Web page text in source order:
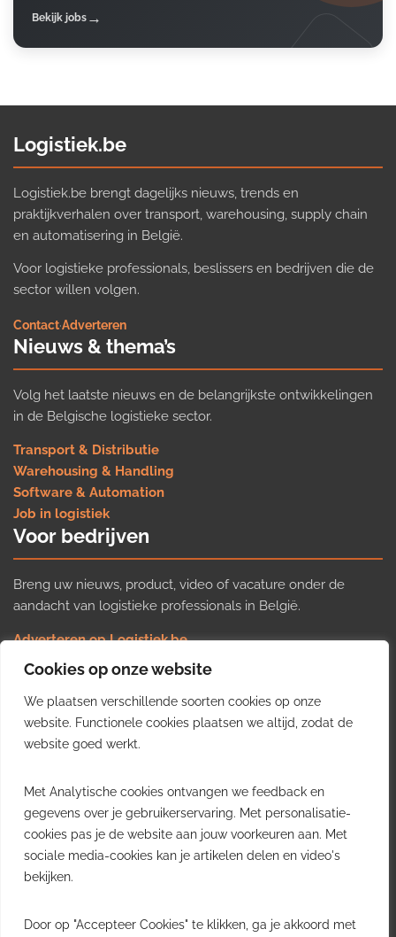
Cookies op onze website
We plaatsen verschillende soorten cookies op onze
website. Functionele cookies plaatsen we altijd, zodat de
website goed werkt.
Met Analytische cookies ontvangen we feedback en
gegevens over je gebruikerservaring. Met personalisatie-
cookies pas je de website aan jouw voorkeuren aan. Met
sociale media-cookies kan je artikelen delen en video's
bekijken.
Door op "Accepteer Cookies" te klikken, ga je akkoord met
Bekijk jobs
Logistiek.be
Logistiek.be brengt dagelijks nieuws, trends en
praktijkverhalen over transport, warehousing, supply chain
en automatisering in België.
Voor logistieke professionals, beslissers en bedrijven die de
sector willen volgen.
Contact·Adverteren
Nieuws & thema’s
Volg het laatste nieuws en de belangrijkste ontwikkelingen
in de Belgische logistieke sector.
Transport & Distributie
Warehousing & Handling
Software & Automation
Job in logistiek
Voor bedrijven
Breng uw nieuws, product, video of vacature onder de
aandacht van logistieke professionals in België.
Adverteren op Logistiek.be
Nieuws insturen
Uw video op Logistiek.TV
Job plaatsen
Gratis wekelijkse update
inzichten uit de Belgische logistieke sector in uw inbox.
Ontvang je gratis
wekelijkse update